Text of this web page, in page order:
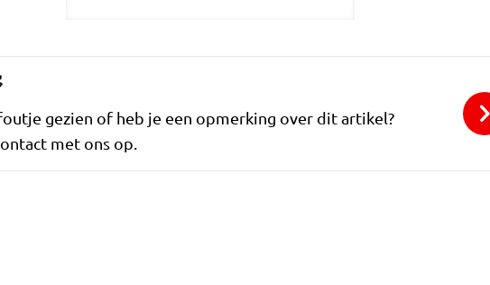
gezien of heb je een opmerking over dit artikel?
met ons op.